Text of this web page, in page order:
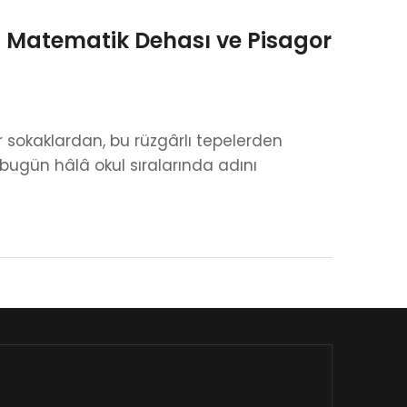
Dehası ve Pisagor
bu rüzgârlı tepelerden
hâlâ okul sıralarında adını